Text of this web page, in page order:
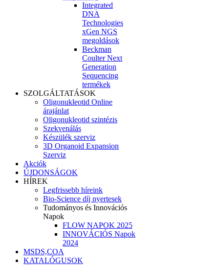
Integrated
DNA
Technologies
xGen NGS
megoldások
Beckman
Coulter Next
Generation
Sequencing
termékek
SZOLGÁLTATÁSOK
Oligonukleotid Online
árajánlat
Oligonukleotid szintézis
Szekvenálás
Készülék szerviz
3D Organoid Expansion
Szerviz
Akciók
ÚJDONSÁGOK
HÍREK
Legfrissebb híreink
Bio-Science díj nyertesek
Tudományos és Innovációs
Napok
FLOW NAPOK 2025
INNOVÁCIÓS Napok
2024
MSDS,COA
KATALÓGUSOK